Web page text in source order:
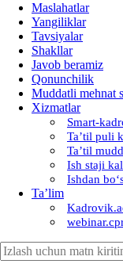
Maslahatlar
Yangiliklar
Tavsiyalar
Shakllar
Javob beramiz
Qonunchilik
Muddatli mehnat
Xizmatlar
Smart-
Ta’til puli
Ta’til
Ish staji
Ishdan
Ta’lim